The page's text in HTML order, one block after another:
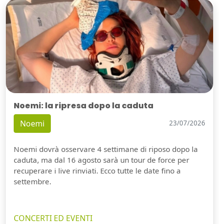
Noemi: la ripresa dopo la caduta
Noemi 23/07/2026
Noemi dovrà osservare 4 settimane di riposo dopo la
caduta, ma dal 16 agosto sarà un tour de force per
recuperare i live rinviati. Ecco tutte le date fino a
settembre.
CONCERTI ED EVENTI